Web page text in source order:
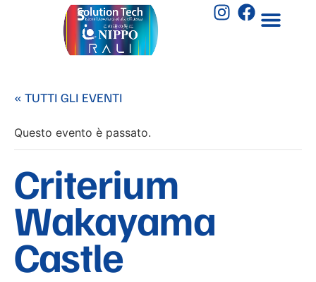
« TUTTI GLI EVENTI
Questo evento è passato.
Criterium
Wakayama
Castle